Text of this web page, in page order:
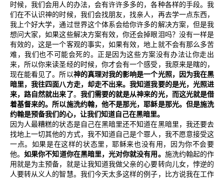
时候，我们会用人的办法，会有许许多多的，各种各样的手段。我
们在不认识神的时候，我们会找朋友，找亲人，再去学一点东西，
我上个好大学，通过世界这个体系会给你许多的解决方案，但是我
想问大家，如果这些解决方案有效，你还会掉眼泪吗？没有一样是
有效的，这是一个客观的事实，如果有效，地上就不会有那么多苦
难，我们也不可能会死的。正是因为这些方案没有办法让你走出
来，所以你来读圣经的时候，你才会有一个感受，我原来是瞎的，
现在能看见了。所以神的真理对我的影响是一个光照，因为我在黑
暗里，我往四面八方走，却走不出来。我知道我要的是光，光照进
来，路自然就出来了。 我们需要的就是从神来的光，而这光就是借
着基督来的。所以施洗约翰，他不是那光，耶稣是那光。但是施洗
约翰是预备我们的心，让我们知道自己在黑暗里。
因为人最糟糕的状态是自己在黑暗里还不知道在黑暗里，我还要去
找地上一切其他的方式，我不知道自己是个罪人，我不愿意接受这
一点。如果是在这样的状态里，耶稣来也没有用，因为你不会要
他。如果你不知道你在黑暗里，光对你就没有用。 施洗约翰起的作
用就是为主预备，就是让我知道我做父亲的心要转向儿女，悖逆的
人要转从义人的智慧。我们今天太多这样的例子，比方说我在工作